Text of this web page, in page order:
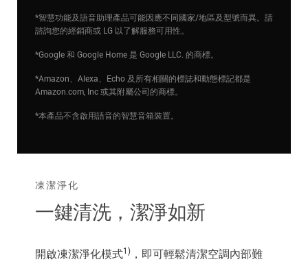
*智慧功能及語音助理產品可能因應不同國家/地區及型號而異。請
諮詢您的經銷商或 LG 以了解服務可用性。
*Google 和 Google Home 是 Google LLC. 的商標。
*Amazon、Alexa、Echo 及所有相關的標誌和動態標記都是
Amazon.com, Inc 或其附屬公司的商標。
*本產品不含啟用語音的智慧音箱裝置。
凍潔淨化
一鍵清洗，潔淨如新
開啟凍潔淨化模式1) ，即可輕鬆清潔空調內部難